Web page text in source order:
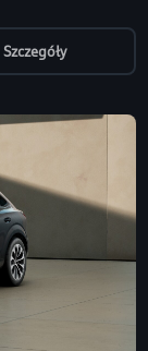
Szczegóły